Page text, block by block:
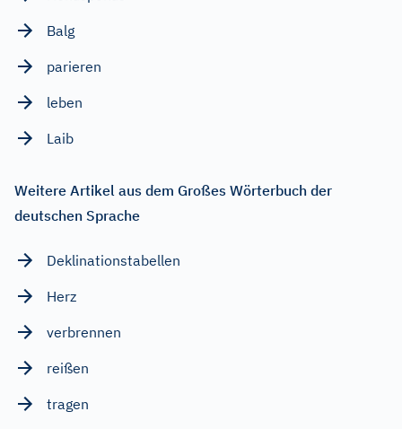
Balg
parieren
leben
Laib
Weitere Artikel aus dem Großes Wörterbuch der
deutschen Sprache
Deklinationstabellen
Herz
verbrennen
reißen
tragen